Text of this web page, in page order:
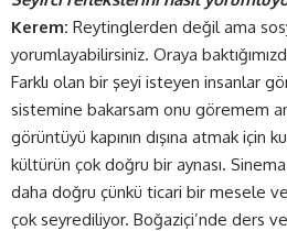
Kerem: Reytinglerden değil ama
yorumlayabilirsiniz. Oraya
Farklı olan bir şeyi isteyen insanlar
sistemine bakarsam onu göremem
görüntüyü kapının dışına atmak için
kültürün çok doğru bir aynası.
daha doğru çünkü ticari bir mesele
çok seyrediliyor. Boğaziçi’nde ders